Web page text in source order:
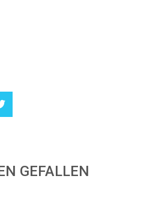
GEFALLEN